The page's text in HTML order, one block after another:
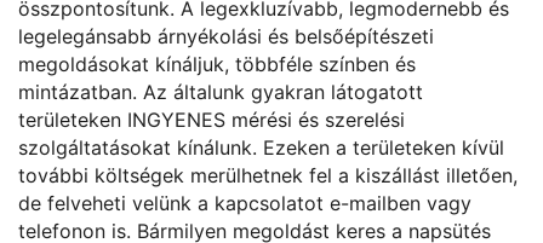
összpontosítunk. A legexkluzívabb, legmodernebb és
legelegánsabb árnyékolási és belsőépítészeti
megoldásokat kínáljuk, többféle színben és
mintázatban. Az általunk gyakran látogatott
területeken INGYENES mérési és szerelési
szolgáltatásokat kínálunk. Ezeken a területeken kívül
további költségek merülhetnek fel a kiszállást illetően,
de felveheti velünk a kapcsolatot e-mailben vagy
telefonon is. Bármilyen megoldást keres a napsütés